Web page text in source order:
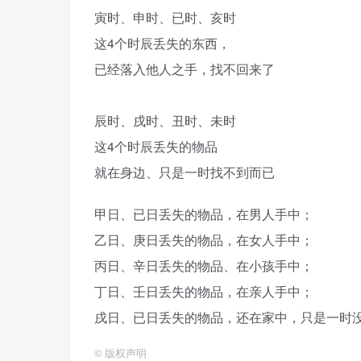
寅时、申时、已时、亥时
这4个时辰丢失的东西，
已经落入他人之手，找不回来了
辰时、戌时、丑时、未时
这4个时辰丢失的物品
就在身边、只是一时找不到而已
甲日、已日丢失的物品，在男人手中；
乙日、庚日丢失的物品，在女人手中；
丙日、辛日丢失的物品、在小孩手中；
丁日、壬日丢失的物品，在亲人手中；
戌日、已日丢失的物品，还在家中，只是一时
© 版权声明